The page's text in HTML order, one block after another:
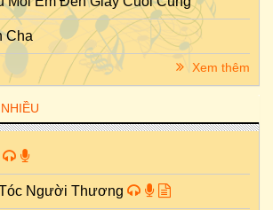
Cha
Xem thêm
Người Thương